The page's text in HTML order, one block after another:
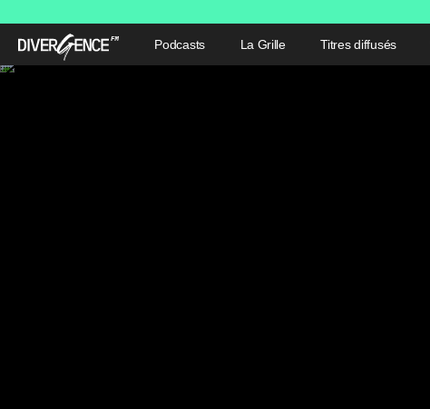
Podcasts La Grille Titres diffusés